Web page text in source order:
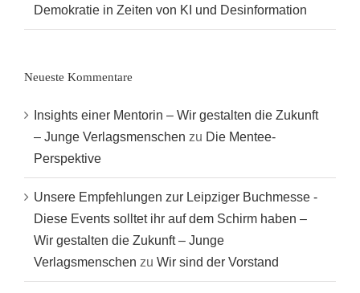
Demokratie in Zeiten von KI und Desinformation
Neueste Kommentare
Insights einer Mentorin – Wir gestalten die Zukunft
– Junge Verlagsmenschen zu Die Mentee-
Perspektive
Unsere Empfehlungen zur Leipziger Buchmesse -
Diese Events solltet ihr auf dem Schirm haben –
Wir gestalten die Zukunft – Junge
Verlagsmenschen zu Wir sind der Vorstand